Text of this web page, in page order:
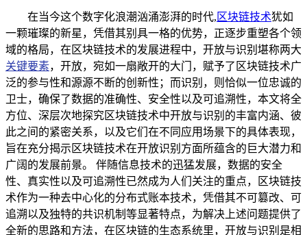
在当今这个数字化浪潮汹涌澎湃的时代, 区块链技术犹如
一颗璀璨的新星，凭借其别具一格的优势，正逐步重塑各个领
域的格局，在区块链技术的发展进程中，开放与识别堪称两大
关键要素，开放，宛如一扇敞开的大门，赋予了区块链技术广
泛的参与性和源源不断的创新性；而识别，则恰似一位忠诚的
卫士，确保了数据的准确性、安全性以及可追溯性，本文将全
方位、深层次地探究区块链技术中开放与识别的丰富内涵、彼
此之间的紧密关系，以及它们在不同应用场景下的具体表现，
旨在充分揭示区块链技术在开放识别方面所蕴含的巨大潜力和
广阔的发展前景。 伴随信息技术的迅猛发展，数据的安全
性、真实性以及可追溯性已然成为人们关注的重点，区块链技
术作为一种去中心化的分布式账本技术，凭借其不可篡改、可
追溯以及独特的共识机制等显著特点，为解决上述问题提供了
全新的思路和方法，在区块链的生态系统里，开放与识别是相